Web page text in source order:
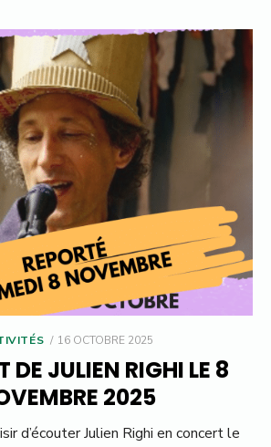
POSTED
16 OCTOBRE 2025
DE JULIEN RIGHI LE 8
2025
d’écouter Julien Righi en concert le